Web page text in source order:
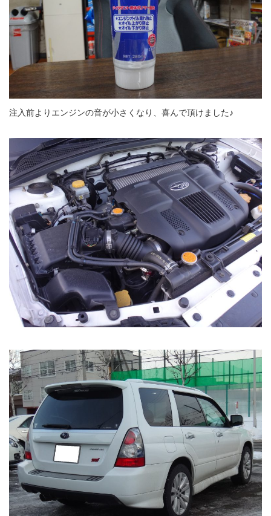
注入前よりエンジンの音が小さくなり、喜んで頂けました♪